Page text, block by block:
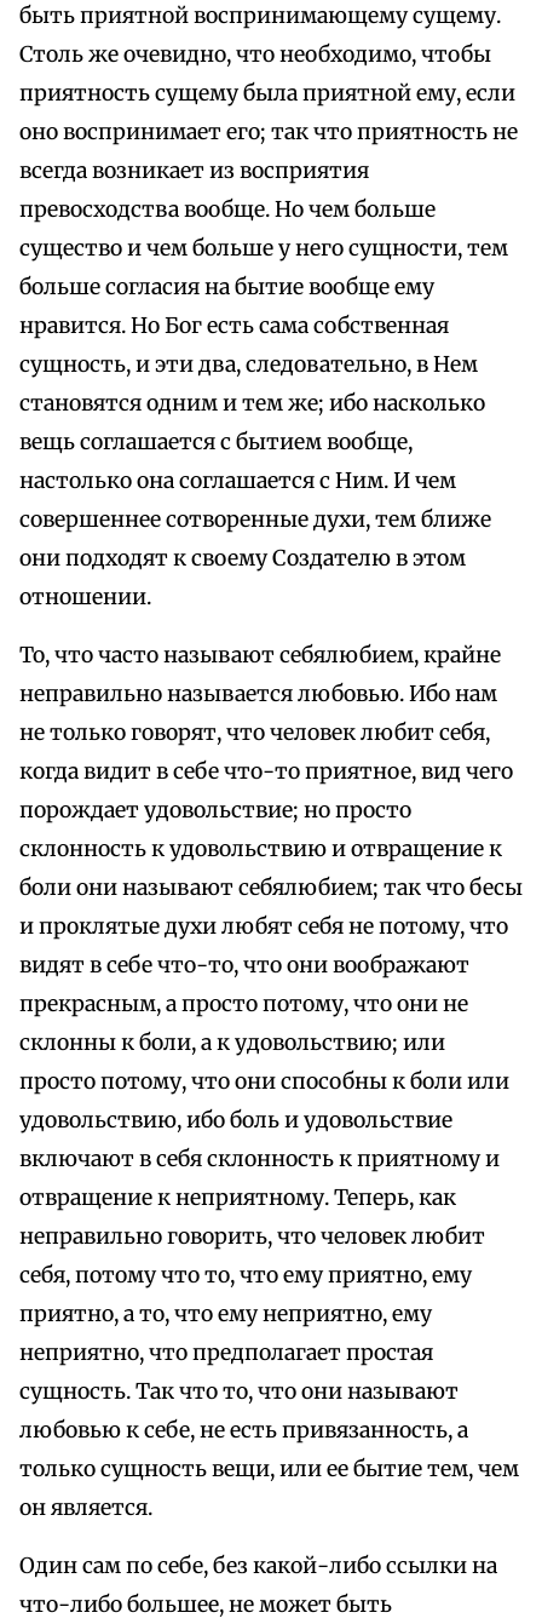
быть приятной воспринимающему сущему.
Столь же очевидно, что необходимо, чтобы
приятность сущему была приятной ему, если
оно воспринимает его; так что приятность не
всегда возникает из восприятия
превосходства вообще. Но чем больше
существо и чем больше у него сущности, тем
больше согласия на бытие вообще ему
нравится. Но Бог есть сама собственная
сущность, и эти два, следовательно, в Нем
становятся одним и тем же; ибо насколько
вещь соглашается с бытием вообще,
настолько она соглашается с Ним. И чем
совершеннее сотворенные духи, тем ближе
они подходят к своему Создателю в этом
отношении.
То, что часто называют себялюбием, крайне
неправильно называется любовью. Ибо нам
не только говорят, что человек любит себя,
когда видит в себе что-то приятное, вид чего
порождает удовольствие; но просто
склонность к удовольствию и отвращение к
боли они называют себялюбием; так что бесы
и проклятые духи любят себя не потому, что
видят в себе что-то, что они воображают
прекрасным, а просто потому, что они не
склонны к боли, а к удовольствию; или
просто потому, что они способны к боли или
удовольствию, ибо боль и удовольствие
включают в себя склонность к приятному и
отвращение к неприятному. Теперь, как
неправильно говорить, что человек любит
себя, потому что то, что ему приятно, ему
приятно, а то, что ему неприятно, ему
неприятно, что предполагает простая
сущность. Так что то, что они называют
любовью к себе, не есть привязанность, а
только сущность вещи, или ее бытие тем, чем
он является.
Один сам по себе, без какой-либо ссылки на
что-либо большее, не может быть